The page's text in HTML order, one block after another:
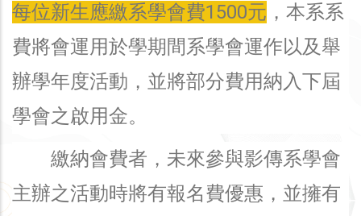
每位新生應繳系學會費1500元 ，本系系
費將會運用於學期間系學會運作以及舉
辦學年度活動，並將部分費用納入下屆
學會之啟用金。
繳納會費者，未來參與影傳系學會
主辦之活動時將有報名費優惠，並擁有